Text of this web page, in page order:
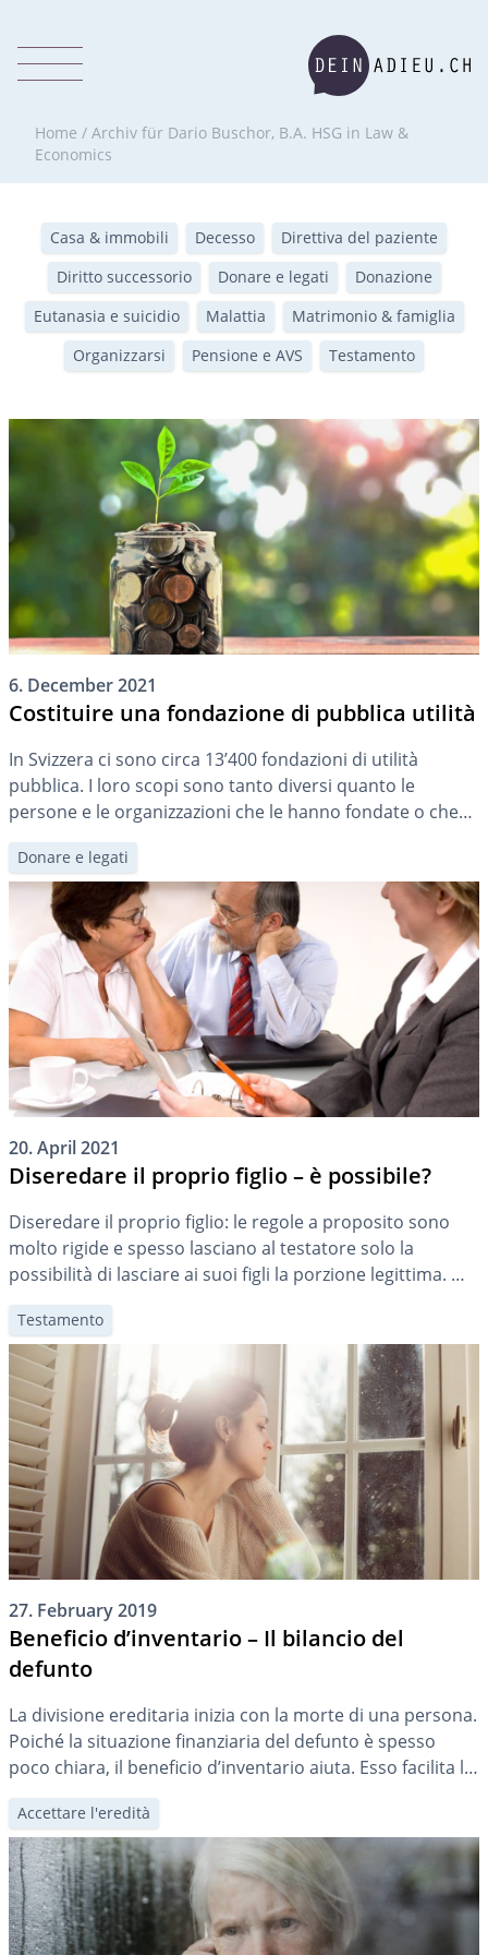
Home / Archiv für Dario Buschor, B.A. HSG in Law &
Economics
Casa & immobili Decesso
Direttiva del paziente
Diritto successorio
Donare e legati
Donazione
Eutanasia e suicidio
Malattia
Matrimonio & famiglia
Organizzarsi
Pensione e AVS Testamento
6. December 2021
Costituire una fondazione di pubblica utilità
In Svizzera ci sono circa 13’400 fondazioni di utilità
pubblica. I loro scopi sono tanto diversi quanto le
persone e le organizzazioni che le hanno fondate o che
ne beneficiano. Ma cos’è in realtà una fondazione? E
come posso costituirne una?
Donare e legati
20. April 2021
Diseredare il proprio figlio – è possibile?
Diseredare il proprio figlio: le regole a proposito sono
molto rigide e spesso lasciano al testatore solo la
possibilità di lasciare ai suoi figli la porzione legittima. Ma
non è impossibile. Tuttavia, non mantenere il contatto
non sarà sufficiente.
Testamento
27. February 2019
Beneficio d’inventario – Il bilancio del
defunto
La divisione ereditaria inizia con la morte di una persona.
Poiché la situazione finanziaria del defunto è spesso
poco chiara, il beneficio d’inventario aiuta. Esso facilita le
decisioni relative alla massa ereditaria e fornisce
chiarezza sulla sua composizione.
Accettare l'eredità